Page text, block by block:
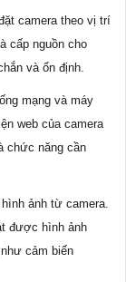
camera theo vị trí
cấp nguồn cho
và ổn định.
mạng và máy
web của camera
chức năng cần
ảnh từ camera.
được hình ảnh
cảm biến